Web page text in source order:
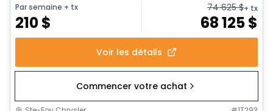
Par semaine + tx
210$
74 625$+ tx
68 125$
Voir les détails
Commencer votre achat